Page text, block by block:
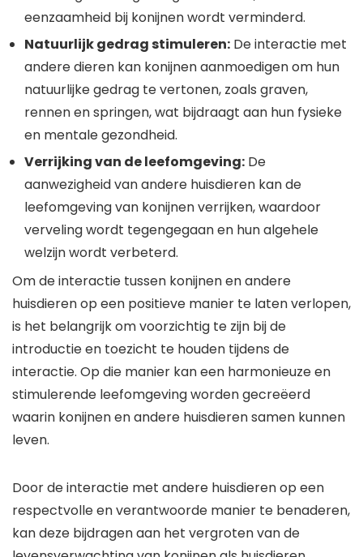
eenzaamheid bij konijnen wordt verminderd.
Natuurlijk gedrag stimuleren: De interactie met
andere dieren kan konijnen aanmoedigen om hun
natuurlijke gedrag te vertonen, zoals graven,
rennen en springen, wat bijdraagt aan hun fysieke
en mentale gezondheid.
Verrijking van de leefomgeving: De
aanwezigheid van andere huisdieren kan de
leefomgeving van konijnen verrijken, waardoor
verveling wordt tegengegaan en hun algehele
welzijn wordt verbeterd.
Om de interactie tussen konijnen en andere
huisdieren op een positieve manier te laten verlopen,
is het belangrijk om voorzichtig te zijn bij de
introductie en toezicht te houden tijdens de
interactie. Op die manier kan een harmonieuze en
stimulerende leefomgeving worden gecreëerd
waarin konijnen en andere huisdieren samen kunnen
leven.
Door de interactie met andere huisdieren op een
respectvolle en verantwoorde manier te benaderen,
kan deze bijdragen aan het vergroten van de